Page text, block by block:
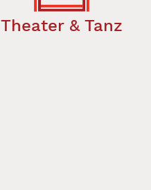
Theater & Tanz